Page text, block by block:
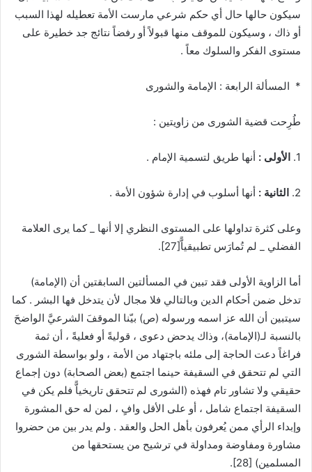
سيكون حالها حال أي حكم شرعي مارست الأمة تعطيله لهذا السبب
أو ذاك ، وسيكون للموقف منها قبولاً أو رفضاً نتائج جد خطيرة على
مستوى الفكر والسلوك معاً .
* المسألة الرابعة : الإمامة والشورى
طُرِحت قضية الشورى من زاويتين :
1. الأولى : أنها طريق لتسمية الإمام .
2. الثانية : أنها أسلوب في إدارة شؤون الأمة .
وعلى كثرة تداولها على المستوى النظري إلا أنها _ كما يرى العلامة
الفضلي _ لم تُمارَس تطبيقياًّ[27]
.
أما الزاوية الأولى فقد تبين في المسألتين السابقتين أن (الإمامة)
تدخل ضمن أحكام الدين وبالتالي فلا مجال لأن يتدخل فها البشر . كما
سيتبين أن الله عز اسمه ورسوله (ص) بيّنا الموقفَ الشرعيَّ الواضحَ
بالنسبة لـ(الإمامة)، وذاك يدحض دعوى ، قوليةً أو فعليةً ، أن ثمة
فراغاً دعت الحاجة إلى ملئه باجتهاد من الأمة ، ولو بواسطة الشورى
التي لم تتحقق في السقيفة حينما اجتمع (بعض الصحابة) دون إجماع
حقيقي ولا تشاور تام فهذه (الشورى لم تتحقق تاريخياًّ فلم يكن في
السقيفة اجتماع شامل ، أو على الأقل وافٍ ، لمن له حق المشورة
وإبداء الرأي ممن يُعرفون بأهل الحل والعقد . ولم يدر بين من حضروا
مشاورة ومفاوضة ومداولة في ترشيح من يستحقها من
المسلمين) [28]
.